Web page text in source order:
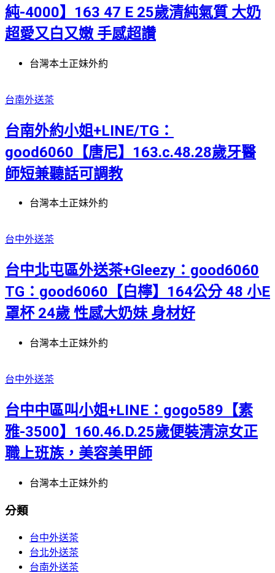
純-4000】163 47 E 25歲清純氣質 大奶
超愛又白又嫩 手感超讚
台灣本土正妹外約
台南外送茶
台南外約小姐+LINE/TG：
good6060【唐尼】163.c.48.28歲牙醫
師短兼聽話可調教
台灣本土正妹外約
台中外送茶
台中北屯區外送茶+Gleezy：good6060
TG：good6060【白檸】164公分 48 小E
罩杯 24歲 性感大奶妹 身材好
台灣本土正妹外約
台中外送茶
台中中區叫小姐+LINE：gogo589【素
雅-3500】160.46.D.25歲便裝清涼女正
職上班族，美容美甲師
台灣本土正妹外約
分類
台中外送茶
台北外送茶
台南外送茶